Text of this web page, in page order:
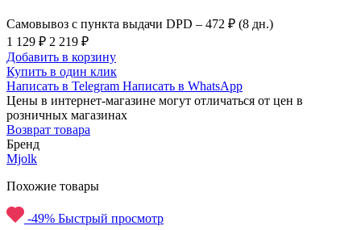
Самовывоз с пункта выдачи DPD – 472 ₽ (8 дн.)
1 129 ₽ 2 219 ₽
Добавить в корзину
Купить в один клик
Написать в Telegram Написать в WhatsApp
Цены в интернет-магазине могут отличаться от цен в
розничных магазинах
Возврат товара
Бренд
Mjolk
Похожие товары
-49% Быстрый просмотр